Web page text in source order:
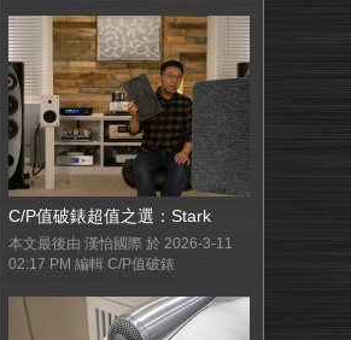
C/P值破錶超值之選：Stark
本文最後由 漢怡國際 於 2026-3-11
02:17 PM 編輯 C/P值破錶